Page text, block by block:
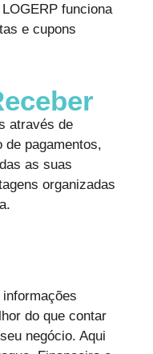
funciona
e cupons
através de
de pagamentos,
as suas
organizadas
do que contar
negócio. Aqui